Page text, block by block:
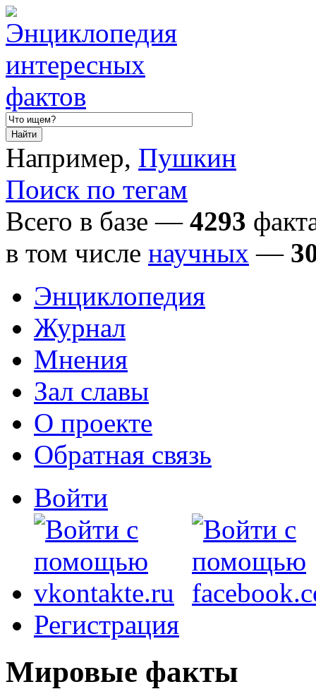
Например, Пушкин
Поиск по тегам
Всего в базе — 4293
в том числе научных —
Энциклопедия
Журнал
Мнения
Зал славы
О проекте
Обратная связь
Войти
Регистрация
Мировые факты